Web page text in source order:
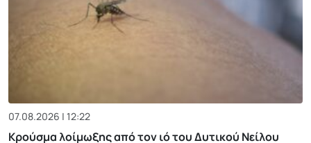
07.08.2026 | 12:22
Κρούσμα λοίμωξης από τον ιό του Δυτικού Νείλου